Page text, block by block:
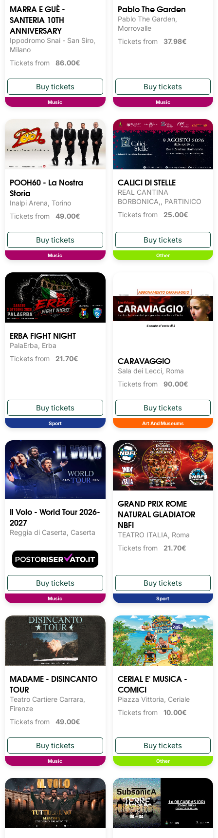
MARRA E GUÈ -
SANTERIA 10TH
ANNIVERSARY
Ippodromo Snai - San Siro,
Milano
Tickets from 86.00€
Music
Pablo The Garden
Pablo The Garden,
Morrovalle
Tickets from 37.98€
Music
POOH60 - La Nostra
Storia
Inalpi Arena, Torino
Tickets from 49.00€
Music
CALICI DI STELLE
REAL CANTINA
BORBONICA,, PARTINICO
Tickets from 25.00€
Other
ERBA FIGHT NIGHT
PalaErba, Erba
Tickets from 21.70€
Sport
CARAVAGGIO
Sala dei Lecci, Roma
Tickets from 90.00€
Art And Museums
Il Volo - World Tour 2026-
2027
Reggia di Caserta, Caserta
Music
GRAND PRIX ROME
NATURAL GLADIATOR
NBFI
TEATRO ITALIA, Roma
Tickets from 21.70€
Sport
MADAME - DISINCANTO
TOUR
Teatro Cartiere Carrara,
Firenze
Tickets from 49.00€
Music
CERIAL E' MUSICA -
COMICI
Piazza Vittoria, Ceriale
Tickets from 10.00€
Other